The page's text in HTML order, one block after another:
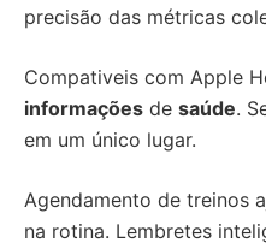
precisão das métricas
Compativeis com Apple
informações de saúde.
em um único lugar.
Agendamento de treinos
na rotina. Lembretes